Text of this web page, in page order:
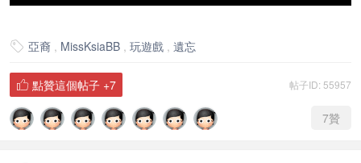
 亞裔 , MissKsiaBB , 玩遊戲 , 遺忘
帖子ID: 55957
 點贊這個帖子 +7
7贊